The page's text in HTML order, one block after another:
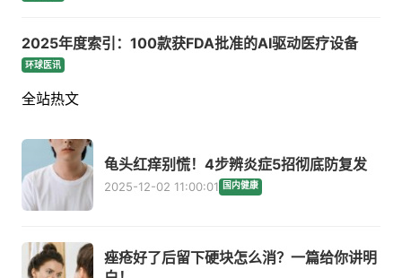
2025年度索引：100款获FDA批准的AI驱动医疗设备
环球医讯
全站热文
龟头红痒别慌！4步辨炎症5招彻底防复发
2025-12-02 11:00:01 国内健康
痤疮好了后留下硬块怎么消？一篇给你讲明